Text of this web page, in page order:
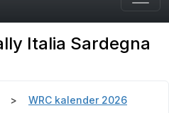
Italia Sardegna
WRC kalender 2026